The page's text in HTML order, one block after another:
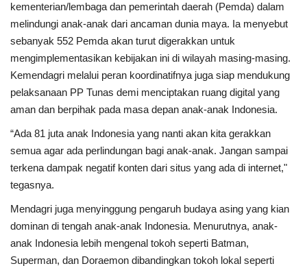
kementerian/lembaga dan pemerintah daerah (Pemda) dalam
melindungi anak-anak dari ancaman dunia maya. Ia menyebut
sebanyak 552 Pemda akan turut digerakkan untuk
mengimplementasikan kebijakan ini di wilayah masing-masing.
Kemendagri melalui peran koordinatifnya juga siap mendukung
pelaksanaan PP Tunas demi menciptakan ruang digital yang
aman dan berpihak pada masa depan anak-anak Indonesia.
“Ada 81 juta anak Indonesia yang nanti akan kita gerakkan
semua agar ada perlindungan bagi anak-anak. Jangan sampai
terkena dampak negatif konten dari situs yang ada di internet,"
tegasnya.
Mendagri juga menyinggung pengaruh budaya asing yang kian
dominan di tengah anak-anak Indonesia. Menurutnya, anak-
anak Indonesia lebih mengenal tokoh seperti Batman,
Superman, dan Doraemon dibandingkan tokoh lokal seperti